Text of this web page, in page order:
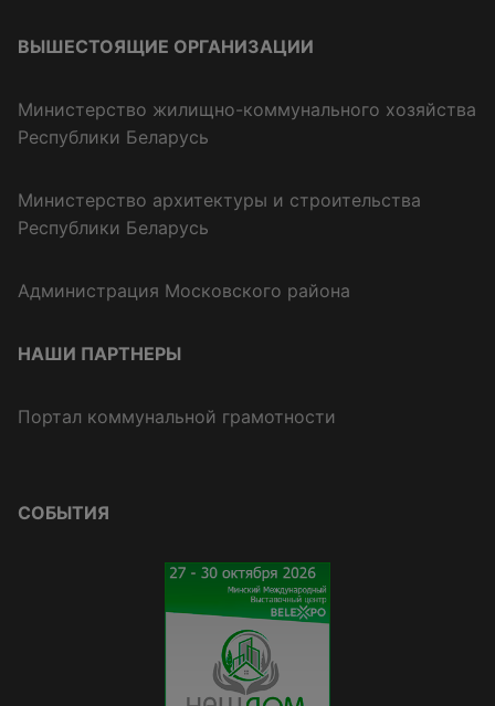
ВЫШЕСТОЯЩИЕ ОРГАНИЗАЦИИ
Министерство жилищно-коммунального хозяйства
Республики Беларусь
Министерство архитектуры и строительства
Республики Беларусь
Администрация Московского района
НАШИ ПАРТНЕРЫ
Портал коммунальной грамотности
СОБЫТИЯ